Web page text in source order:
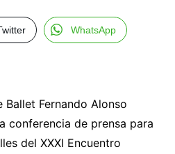
WhatsApp
Ballet Fernando Alonso
conferencia de prensa para
del XXXI Encuentro